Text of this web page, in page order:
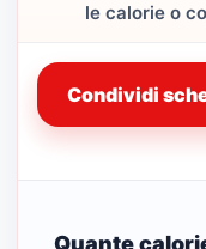
le calorie o
Condividi
Quante